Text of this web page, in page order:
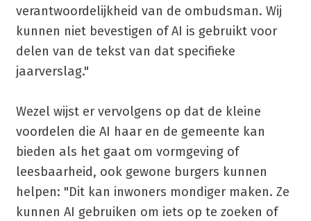
verantwoordelijkheid van de ombudsman. Wij
kunnen niet bevestigen of AI is gebruikt voor
delen van de tekst van dat specifieke
jaarverslag."
Wezel wijst er vervolgens op dat de kleine
voordelen die AI haar en de gemeente kan
bieden als het gaat om vormgeving of
leesbaarheid, ook gewone burgers kunnen
helpen: "Dit kan inwoners mondiger maken. Ze
kunnen AI gebruiken om iets op te zoeken of